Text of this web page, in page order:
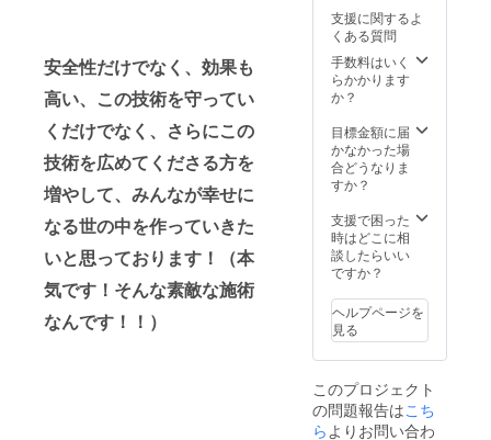
安全性だけでなく、効果も
高い、この技術を守ってい
くだけでなく、さらにこの
技術を広めてくださる方を
増やして、みんなが幸せに
なる世の中を作っていきた
いと思っております！（本
気です！そんな素敵な施術
なんです！！）
コース
もご用
意がご
ざいま
して、4
講習受
講可能
です。
実施ス
ジュー
ル 直近
の例 2
月10日
の5日間
2月17日
～21日
の5日間
～6日の
5日間 3
月9日～
も技術
を習得
するこ
とが可
能で
時間
（うち
休憩1時
間）×5
45時間
を予定
してお
りま
【内
容】 頭
蓋骨矯
正、ク
ング洗
顔、整
顔マッ
支援に関するよ
くある質問
手数料はいく
らかかります
か？
目標金額に届
かなかった場
合どうなりま
すか？
支援で困った
時はどこに相
談したらいい
ですか？
ヘルプページを
見る
このプロジェクト
の問題報告はこち
らよりお問い合わ